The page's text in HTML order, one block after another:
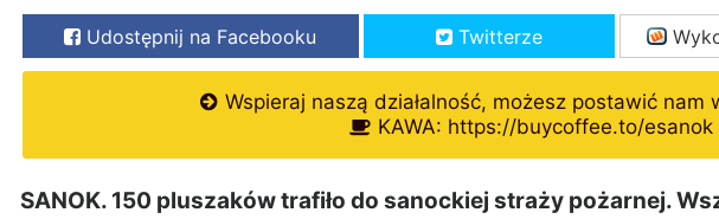
Udostępnij na Facebooku Twitterze
Wspieraj naszą działalność, możesz postawić nam
KAWA: https://buycoffee.to/esanok
SANOK. 150 pluszaków trafiło do sanockiej straży pożarnej.